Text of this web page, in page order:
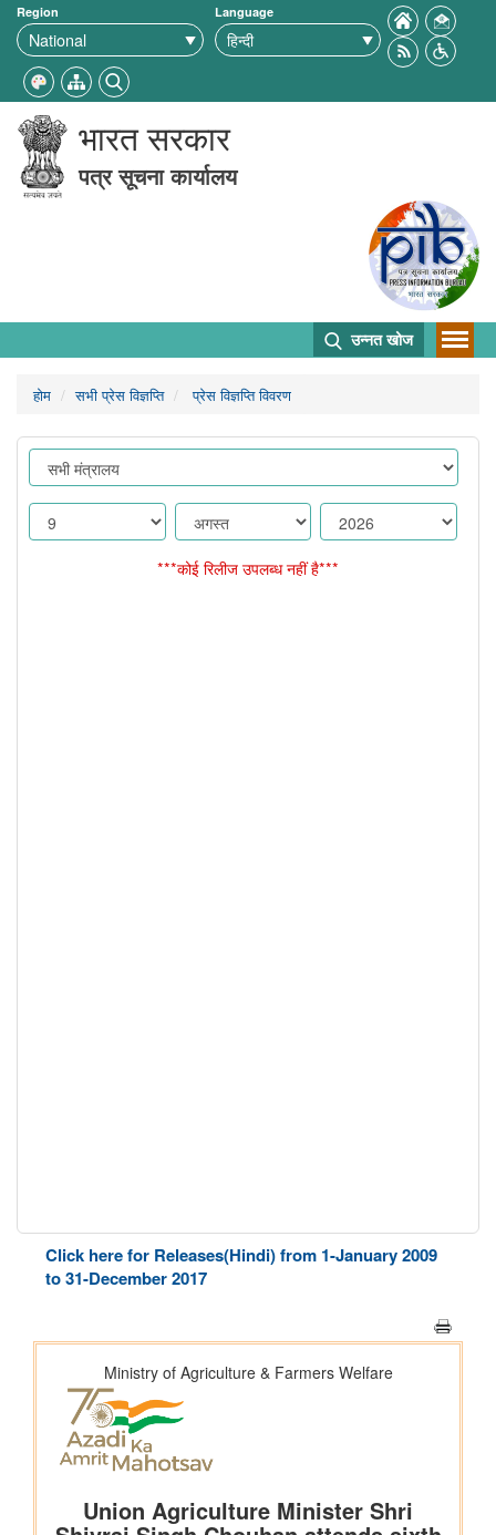
Region Language
भारत सरकार
पत्र सूचना कार्यालय
उन्नत खोज
होम सभी प्रेस विज्ञप्ति प्रेस विज्ञप्ति विवरण
***कोई रिलीज उपलब्ध नहीं है***
Click here for Releases(Hindi) from 1-January 2009
to 31-December 2017